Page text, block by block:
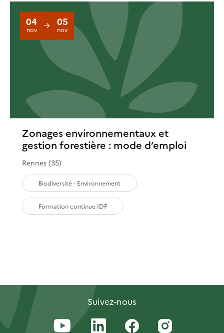
04
nov
05
nov
Zonages environnementaux et
gestion forestière : mode d’emploi
Rennes (35)
Biodiversité - Environnement
Formation continue IDF
Suivez-nous